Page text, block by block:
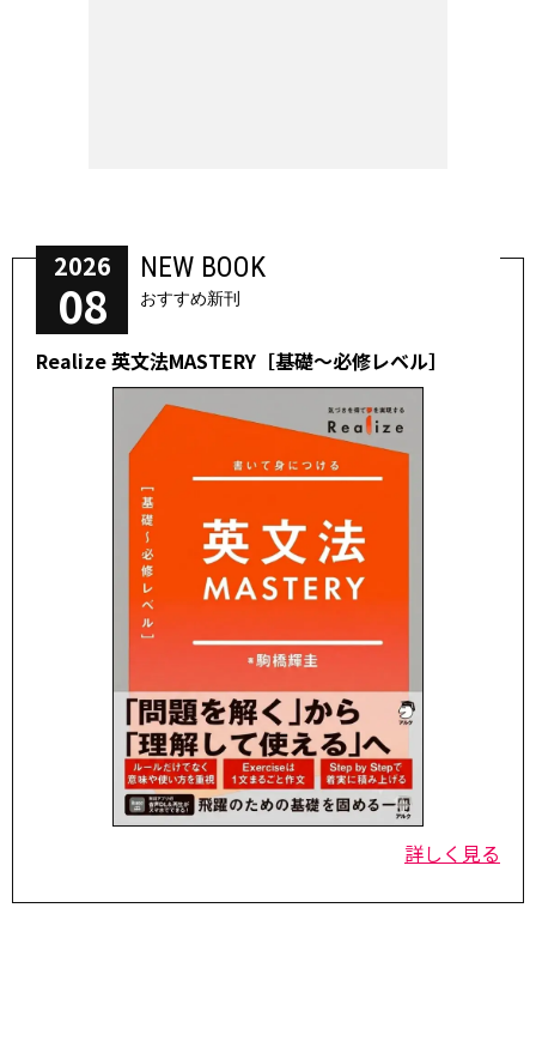
2026
08
NEW BOOK
おすすめ新刊
Realize 英文法MASTERY［基礎～必修レベル］
詳しく見る